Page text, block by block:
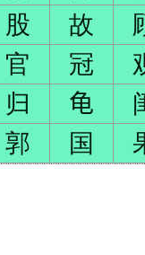
股 故
官 冠
归 龟
郭 国